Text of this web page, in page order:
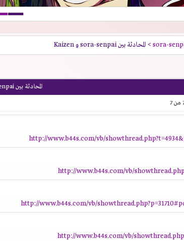
sora-> المحادثة بين sora-senpai و Kaizen
المحادثة بين sora-senpai و Kaizen
من7
http://www.b44s.com/vb/
http://www.b44s.com/vb/
http://www.b44s.com/vb/
http://www.b44s.com/vb/